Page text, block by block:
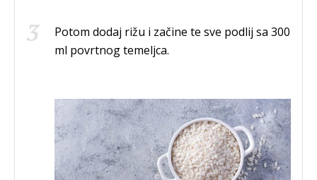
Potom dodaj rižu i začine te sve podlij sa 300
ml povrtnog temeljca.